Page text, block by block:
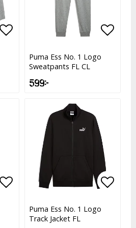
Lägg till i favoritlistan
Lägg till i favoritlistan
Puma Ess No. 1 Logo
Sweatpants FL CL
599 kr
Lägg till i favoritlistan
Lägg till i favoritlistan
Puma Ess No. 1 Logo
Track Jacket FL